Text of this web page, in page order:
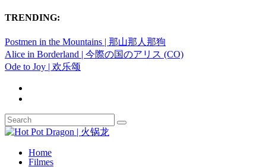
TRENDING:
Postmen in the Mountains | 那山那人那狗
Alice in Borderland | 今際の国のアリス (CO)
Ode to Joy | 欢乐颂
Home
Filmes